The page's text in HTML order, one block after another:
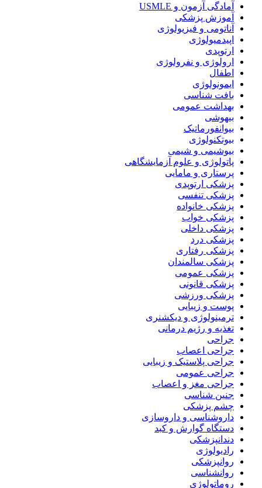
آمادگی آزمون و USMLE
آموزش پزشکی
آناتومی و فیزیولوژی
اپیدمیولوژی
ارتوپدی
ارولوژی و نفرولوژی
اطفال
ایمونولوژی
بافت شناسی
بهداشت عمومی
بیهوشی
بیوانفورماتیک
بیوتکنولوژی
بیوشیمی و شیمی
پاتولوژی و علوم آزمایشگاهی
پرستاری و مامایی
پزشکی ارتوپدی
پزشکی تنفسی
پزشکی خانواده
پزشکی خواب
پزشکی داخلی
پزشکی درد
پزشکی رفتاری
پزشکی سالمندان
پزشکی عمومی
پزشکی قانونی
پزشکی ورزشی
پوست و زیبایی
ترمینولوژی و دیکشنری
تغذیه و رژیم درمانی
جراحی
جراحی اعصاب
جراحی پلاستیک و زیبایی
جراحی عمومی
جراحی مغز و اعصاب
جنین شناسی
چشم پزشکی
داروشناسی و داروسازی
دستگاه گوارش و کبد
دندانپزشکی
رادیولوژی
روانپزشکی
روانشناسی
روماتولوژی